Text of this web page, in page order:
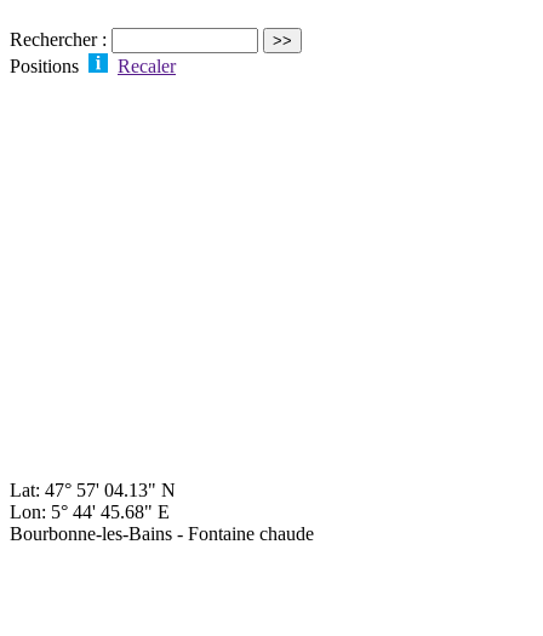
Rechercher :
Positions
Recaler
Lat: 47° 57' 04.13" N
Lon: 5° 44' 45.68" E
Bourbonne-les-Bains - Fontaine chaude